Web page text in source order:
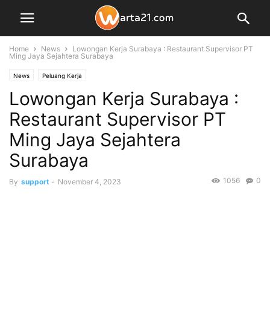
Home News
Lowongan Kerja Surabaya : Restaurant Supervisor PT
Ming Jaya Sejahtera Surabaya
News Peluang Kerja
Lowongan Kerja Surabaya :
Restaurant Supervisor PT
Ming Jaya Sejahtera
Surabaya
By support - November 4, 2023 0
1056